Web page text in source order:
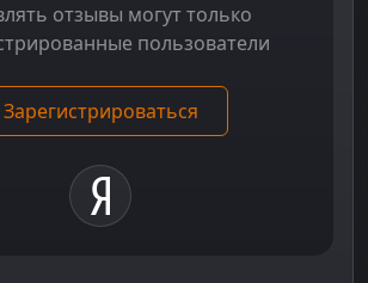
отзывы могут только
пользователи
Зарегистрироваться